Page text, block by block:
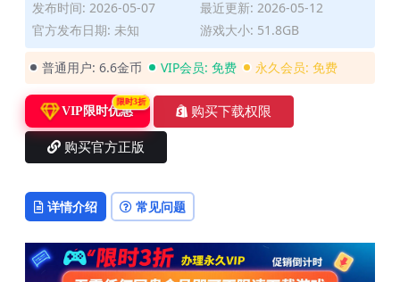
发布时间: 2026-05-07
最近更新: 2026-05-12
官方发布日期: 未知
游戏大小: 51.8GB
普通用户: 6.6金币 VIP会员: 免费 永久会员: 免费
VIP限时优惠
限时3折
购买下载权限
购买官方正版
详情介绍 常见问题